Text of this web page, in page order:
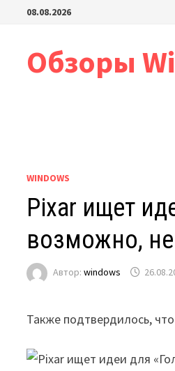
Перейти
содержимому
08.08.2026
Обзоры
WINDOWS
Pixar ищет
возможно,
Автор:windows
Также подтвердилось,